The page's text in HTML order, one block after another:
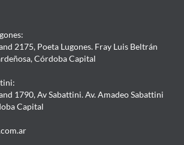
2175, Poeta Lugones. Fray Luis Beltrán
Córdoba Capital
1790, Av Sabattini. Av. Amadeo Sabattini
Capital